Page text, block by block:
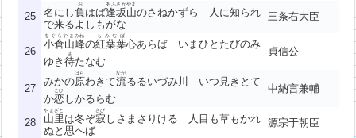
25 名にし負
お
はば逢坂山
あふさかやま
のさねかずら 人に知られ
で来るよしもがな
三条右大臣
26
小倉山
をぐらやま
峰
みね
の紅葉葉
もみぢば
心あらば いまひとたびのみ
ゆき待
ま
たなむ
貞信公
27
みかの原
はら
わきて流
なが
るるいづみ川 いつ見きとて
か恋
こひ
しかるらむ
中納言兼輔
28 山里
やまざと
は冬ぞ寂
さび
しさまさりける 人目も草もかれ
ぬと思へば
源宗于朝臣